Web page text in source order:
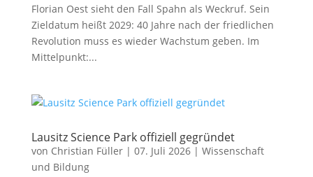
Florian Oest sieht den Fall Spahn als Weckruf. Sein
Zieldatum heißt 2029: 40 Jahre nach der friedlichen
Revolution muss es wieder Wachstum geben. Im
Mittelpunkt:...
Lausitz Science Park offiziell gegründet
von Christian Füller| 07. Juli 2026| Wissenschaft
und Bildung